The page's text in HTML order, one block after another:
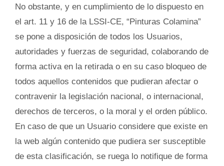
No obstante, y en cumplimiento de lo dispuesto en
el art. 11 y 16 de la LSSI-CE, “Pinturas Colamina”
se pone a disposición de todos los Usuarios,
autoridades y fuerzas de seguridad, colaborando de
forma activa en la retirada o en su caso bloqueo de
todos aquellos contenidos que pudieran afectar o
contravenir la legislación nacional, o internacional,
derechos de terceros, o la moral y el orden público.
En caso de que un Usuario considere que existe en
la web algún contenido que pudiera ser susceptible
de esta clasificación, se ruega lo notifique de forma